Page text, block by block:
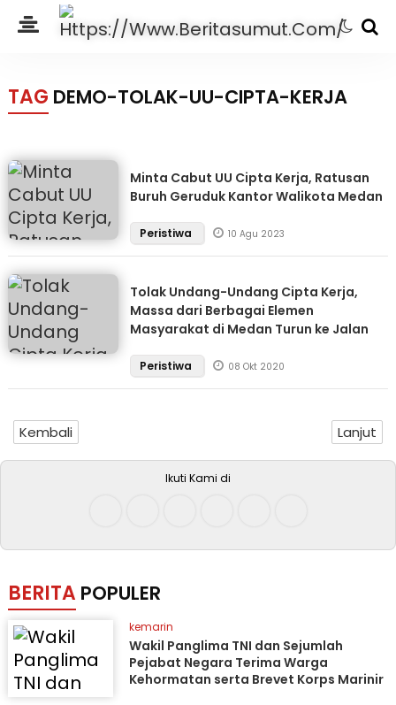
TAG DEMO-TOLAK-UU-CIPTA-KERJA
Minta Cabut UU Cipta Kerja, Ratusan
Buruh Geruduk Kantor Walikota Medan
Peristiwa 10 Agu 2023
Tolak Undang-Undang Cipta Kerja,
Massa dari Berbagai Elemen
Masyarakat di Medan Turun ke Jalan
Peristiwa 08 Okt 2020
Kembali Lanjut
Ikuti Kami di
BERITA POPULER
kemarin
Wakil Panglima TNI dan Sejumlah
Pejabat Negara Terima Warga
Kehormatan serta Brevet Korps Marinir